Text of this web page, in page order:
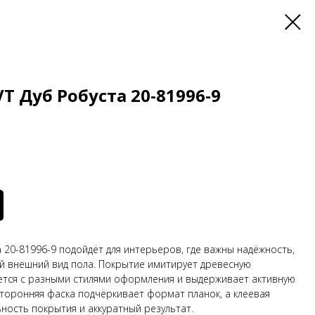
Дуб Робуста 20-81996-9
81996-9 подойдёт для интерьеров, где важны надёжность,
внешний вид пола. Покрытие имитирует древесную
с разными стилями оформления и выдерживает активную
фаска подчёркивает формат планок, а клеевая
покрытия и аккуратный результат.